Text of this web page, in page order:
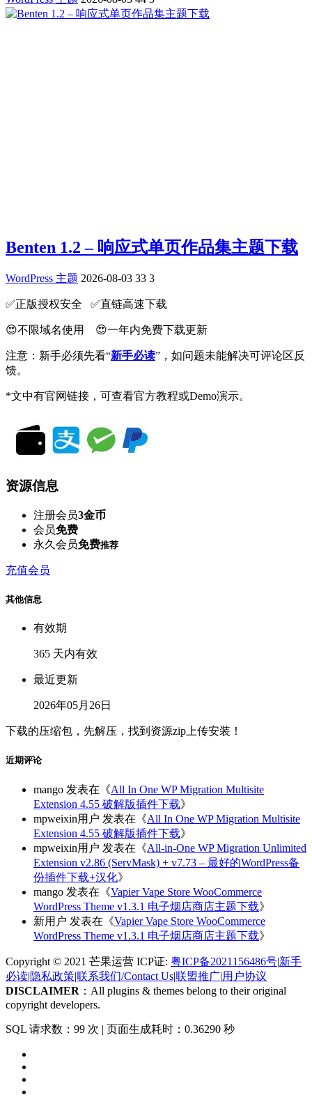
Benten 1.2 – 响应式单页作品集主题下载
WordPress 主题 2026-08-03 33 3
✅️正版授权安全 ✅️直链高速下载
😍不限域名使用 😍一年内免费下载更新
注意：新手必须先看“新手必读”，如问题未能解决可评论区反
馈。
*文中有官网链接，可查看官方教程或Demo演示。
资源信息
注册会员3金币
会员免费
永久会员免费推荐
充值会员
其他信息
有效期
365 天内有效
最近更新
2026年05月26日
下载的压缩包，先解压，找到资源zip上传安装！
近期评论
mango 发表在《All In One WP Migration Multisite
Extension 4.55 破解版插件下载》
mpweixin用户 发表在《All In One WP Migration Multisite
Extension 4.55 破解版插件下载》
mpweixin用户 发表在《All-in-One WP Migration Unlimited
Extension v2.86 (ServMask) + v7.73 – 最好的WordPress备
份插件下载+汉化》
mango 发表在《Vapier Vape Store WooCommerce
WordPress Theme v1.3.1 电子烟店商店主题下载》
新用户 发表在《Vapier Vape Store WooCommerce
WordPress Theme v1.3.1 电子烟店商店主题下载》
Copyright © 2021 芒果运营 ICP证: 粤ICP备2021156486号|新手
必读|隐私政策|联系我们/Contact Us|联盟推广|用户协议
DISCLAIMER ：All plugins & themes belong to their original
copyright developers.
SQL 请求数：99 次 | 页面生成耗时：0.36290 秒